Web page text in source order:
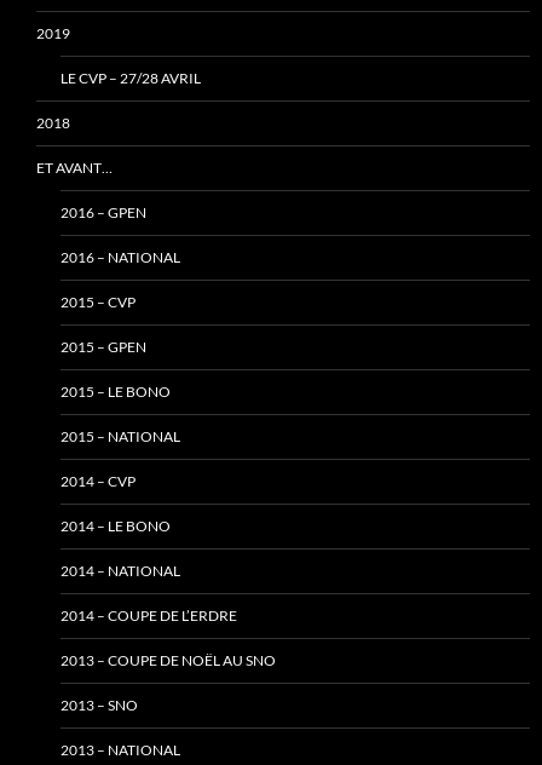
2019
LE CVP – 27/28 AVRIL
2018
ET AVANT…
2016 – GPEN
2016 – NATIONAL
2015 – CVP
2015 – GPEN
2015 – LE BONO
2015 – NATIONAL
2014 – CVP
2014 – LE BONO
2014 – NATIONAL
2014 – COUPE DE L’ERDRE
2013 – COUPE DE NOËL AU SNO
2013 – SNO
2013 – NATIONAL